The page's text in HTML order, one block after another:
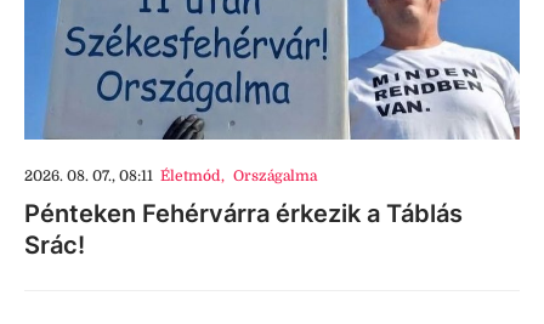
2026. 08. 07., 08:11 Életmód, Országalma
Pénteken Fehérvárra érkezik a Táblás
Srác!